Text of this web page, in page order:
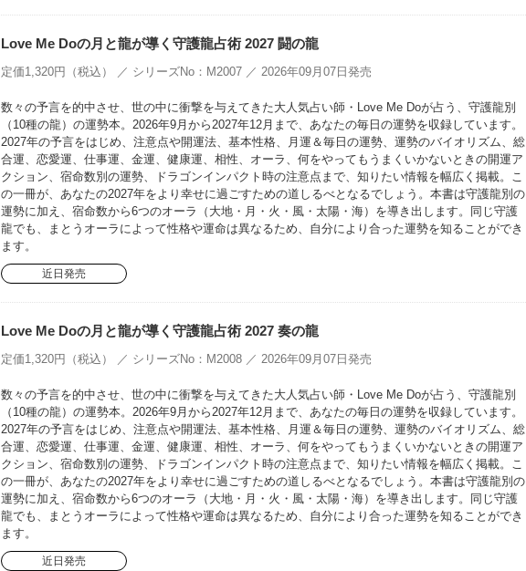
Love Me Doの月と龍が導く守護龍占術 2027 闘の龍
定価1,320円（税込） ／ シリーズNo：M2007 ／ 2026年09月07日発売
数々の予言を的中させ、世の中に衝撃を与えてきた大人気占い師・Love Me Doが占う、守護龍別
（10種の龍）の運勢本。2026年9月から2027年12月まで、あなたの毎日の運勢を収録しています。
2027年の予言をはじめ、注意点や開運法、基本性格、月運＆毎日の運勢、運勢のバイオリズム、総
合運、恋愛運、仕事運、金運、健康運、相性、オーラ、何をやってもうまくいかないときの開運ア
クション、宿命数別の運勢、ドラゴンインパクト時の注意点まで、知りたい情報を幅広く掲載。こ
の一冊が、あなたの2027年をより幸せに過ごすための道しるべとなるでしょう。本書は守護龍別の
運勢に加え、宿命数から6つのオーラ（大地・月・火・風・太陽・海）を導き出します。同じ守護
龍でも、まとうオーラによって性格や運命は異なるため、自分により合った運勢を知ることができ
ます。
近日発売
Love Me Doの月と龍が導く守護龍占術 2027 奏の龍
定価1,320円（税込） ／ シリーズNo：M2008 ／ 2026年09月07日発売
数々の予言を的中させ、世の中に衝撃を与えてきた大人気占い師・Love Me Doが占う、守護龍別
（10種の龍）の運勢本。2026年9月から2027年12月まで、あなたの毎日の運勢を収録しています。
2027年の予言をはじめ、注意点や開運法、基本性格、月運＆毎日の運勢、運勢のバイオリズム、総
合運、恋愛運、仕事運、金運、健康運、相性、オーラ、何をやってもうまくいかないときの開運ア
クション、宿命数別の運勢、ドラゴンインパクト時の注意点まで、知りたい情報を幅広く掲載。こ
の一冊が、あなたの2027年をより幸せに過ごすための道しるべとなるでしょう。本書は守護龍別の
運勢に加え、宿命数から6つのオーラ（大地・月・火・風・太陽・海）を導き出します。同じ守護
龍でも、まとうオーラによって性格や運命は異なるため、自分により合った運勢を知ることができ
ます。
近日発売